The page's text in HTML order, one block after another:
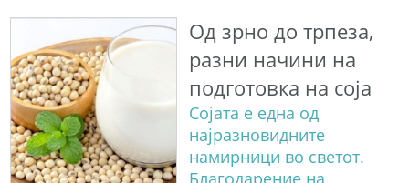
Од зрно до трпеза,
разни начини на
подготовка на соја
Сојата е една од
најразновидните
намирници во светот.
Благодарение на